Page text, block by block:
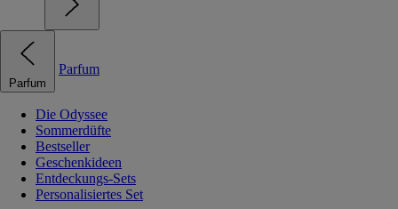
Parfum
Parfum
Die Odyssee
Sommerdüfte
Bestseller
Geschenkideen
Entdeckungs-Sets
Personalisiertes Set